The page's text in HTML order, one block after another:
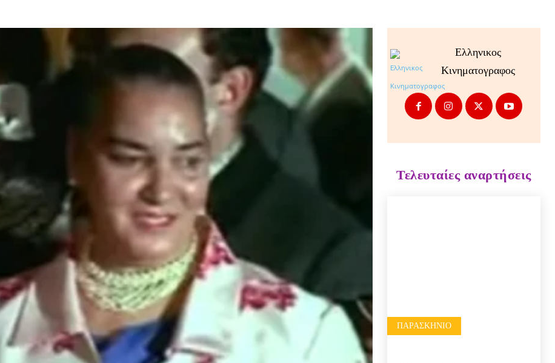
Ελληνικος
Κινηματογραφος
Τελευταίες αναρτήσεις
ΠΑΡΑΣΚΉΝΙΟ